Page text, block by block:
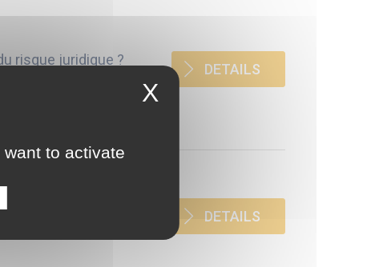
risque juridique ?
DETAILS
contrôle
DETAILS
X
to activate